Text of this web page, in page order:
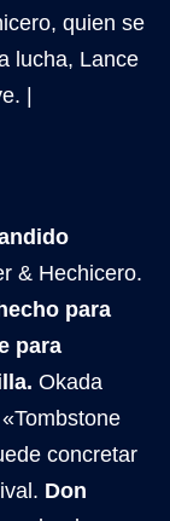
quien se
lucha, Lance
|
& Hechicero.
para
para
Okada
concretar
Don